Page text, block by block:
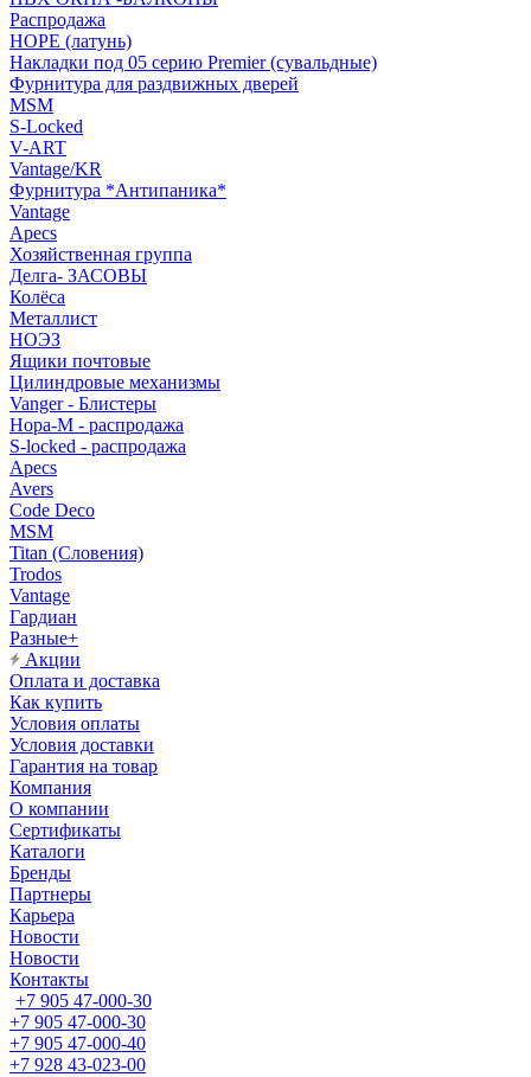
Распродажа
HOPE (латунь)
Накладки под 05 серию Premier (сувальдные)
Фурнитура для раздвижных дверей
MSM
S-Locked
V-ART
Vantage/KR
Фурнитура *Антипаника*
Vantage
Apecs
Хозяйственная группа
Делга- ЗАСОВЫ
Колёса
Металлист
НОЭЗ
Ящики почтовые
Цилиндровые механизмы
Vanger - Блистеры
Нора-М - распродажа
S-locked - распродажа
Apecs
Avers
Code Deco
MSM
Titan (Словения)
Trodos
Vantage
Гардиан
Разные+
Акции
Оплата и доставка
Как купить
Условия оплаты
Условия доставки
Гарантия на товар
Компания
О компании
Сертификаты
Каталоги
Бренды
Партнеры
Карьера
Новости
Новости
Контакты
+7 905 47-000-30
+7 905 47-000-30
+7 905 47-000-40
+7 928 43-023-00